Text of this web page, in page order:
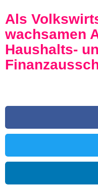
Als
wachsamen
Haushalts-